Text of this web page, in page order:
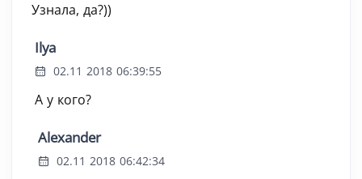
Узнала, да?))
Ilya
02.11 2018 06:39:55
А у кого?
Alexander
02.11 2018 06:42:34